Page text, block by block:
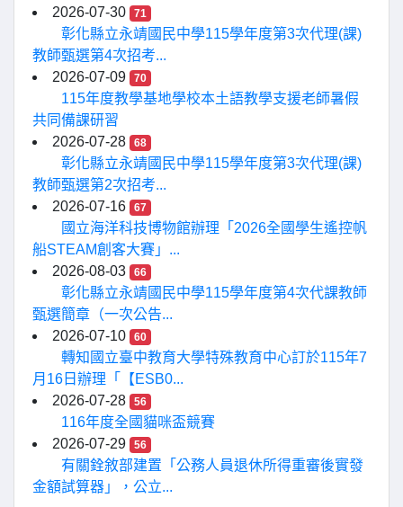
2026-07-30
71
彰化縣立永靖國民中學115學年度第3次代理(課)
教師甄選第4次招考...
2026-07-09
70
115年度教學基地學校本土語教學支援老師暑假
共同備課研習
2026-07-28
68
彰化縣立永靖國民中學115學年度第3次代理(課)
教師甄選第2次招考...
2026-07-16
67
國立海洋科技博物館辦理「2026全國學生遙控帆
船STEAM創客大賽」...
2026-08-03
66
彰化縣立永靖國民中學115學年度第4次代課教師
甄選簡章（一次公告...
2026-07-10
60
轉知國立臺中教育大學特殊教育中心訂於115年7
月16日辦理「【ESB0...
2026-07-28
56
116年度全國貓咪盃競賽
2026-07-29
56
有關銓敘部建置「公務人員退休所得重審後實發
金額試算器」，公立...